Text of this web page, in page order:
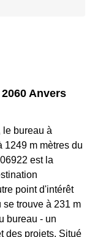
Anvers
le bureau à
1249 m mètres du
est la
point d'intérêt
trouve à 231 m
bureau - un
des projets. Situé